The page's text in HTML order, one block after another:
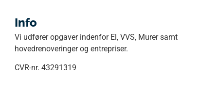
Info
Vi udfører opgaver indenfor El, VVS, Murer samt
hovedrenoveringer og entrepriser.
CVR-nr. 43291319